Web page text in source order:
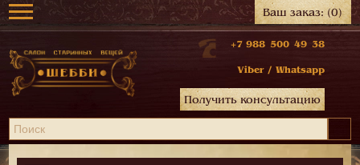
Ваш заказ:(0)
+7 988 500 49 38
Viber / Whatsapp
Получить консультацию